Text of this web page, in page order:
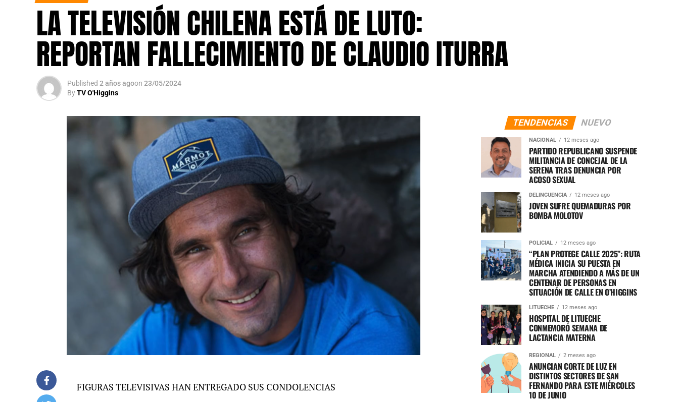
LA TELEVISIÓN CHILENA ESTÁ DE LUTO:
REPORTAN FALLECIMIENTO DE CLAUDIO ITURRA
Published 2 años agoon 23/05/2024
ByTV O'Higgins
FIGURAS TELEVISIVAS HAN ENTREGADO SUS CONDOLENCIAS
TENDENCIAS NUEVO
NACIONAL 12 meses ago
PARTIDO REPUBLICANO SUSPENDE
MILITANCIA DE CONCEJAL DE LA
SERENA TRAS DENUNCIA POR
ACOSO SEXUAL
DELINCUENCIA 12 meses ago
JOVEN SUFRE QUEMADURAS POR
BOMBA MOLOTOV
POLICIAL 12 meses ago
“PLAN PROTEGE CALLE 2025”: RUTA
MÉDICA INICIA SU PUESTA EN
MARCHA ATENDIENDO A MÁS DE UN
CENTENAR DE PERSONAS EN
SITUACIÓN DE CALLE EN O’HIGGINS
LITUECHE 12 meses ago
HOSPITAL DE LITUECHE
CONMEMORÓ SEMANA DE
LACTANCIA MATERNA
REGIONAL 2 meses ago
ANUNCIAN CORTE DE LUZ EN
DISTINTOS SECTORES DE SAN
FERNANDO PARA ESTE MIÉRCOLES
10 DE JUNIO